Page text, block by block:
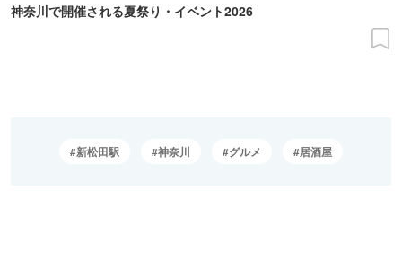
神奈川で開催される夏祭り・イベント2026
新松田駅 神奈川 グルメ 居酒屋